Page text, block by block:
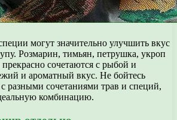
могут значительно улучшить вкус
Розмарин, тимьян, петрушка, укроп
сочетаются с рыбой и
и ароматный вкус. Не бойтесь
разными сочетаниями трав и специй,
комбинацию.